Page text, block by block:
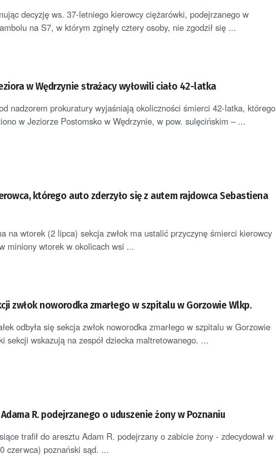
decyzję ws. 37-letniego kierowcy ciężarówki, podejrzanego w
na S7, w którym zginęły cztery osoby, nie zgodził się ...
w Wędrzynie strażacy wyłowili ciało 42-latka
nadzorem prokuratury wyjaśniają okoliczności śmierci 42-latka, którego
w Jeziorze Postomsko w Wędrzynie, w pow. sulęcińskim – ...
którego auto zderzyło się z autem rajdowca Sebastiena
na wtorek (2 lipca) sekcja zwłok ma ustalić przyczynę śmierci kierowcy
miniony wtorek w okolicach wsi ...
zwłok noworodka zmarłego w szpitalu w Gorzowie Wlkp.
odbyła się sekcja zwłok noworodka zmarłego w szpitalu w Gorzowie
sekcji wskazują na zespół dziecka maltretowanego. ...
R. podejrzanego o uduszenie żony w Poznaniu
trafił do aresztu Adam R. podejrzany o zabicie żony - zdecydował w
czerwca) poznański sąd. ...